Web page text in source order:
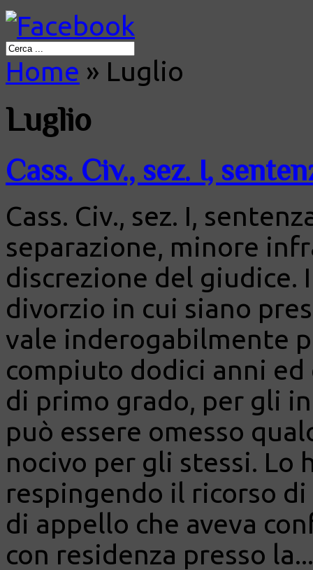
Home » Luglio
Luglio
Cass. Civ., sez. I,
Cass. Civ., sez. I,
separazione, minore
discrezione del giudice.
divorzio in cui siano
vale inderogabilmente
compiuto dodici anni
di primo grado, per gli
può essere omesso
nocivo per gli stessi. Lo
respingendo il ricorso
di appello che aveva
con residenza presso la...